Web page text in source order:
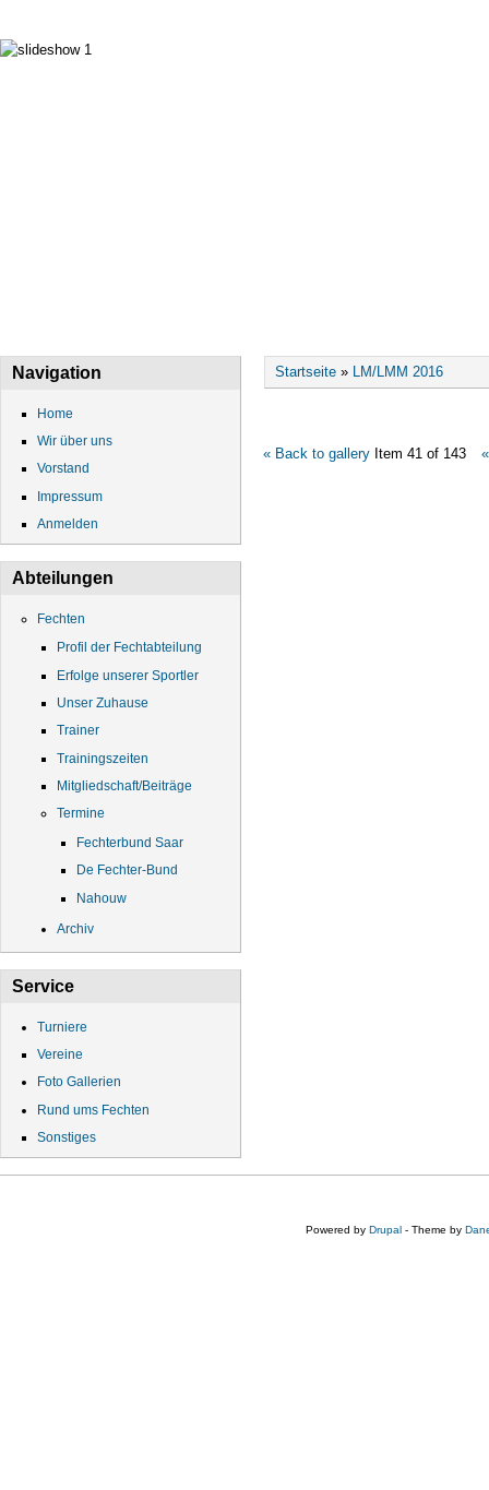
Navigation
Home
Wir über uns
Vorstand
Impressum
Anmelden
Abteilungen
Fechten
Profil der Fechtabteilung
Erfolge unserer Sportler
Unser Zuhause
Trainer
Trainingszeiten
Mitgliedschaft/Beiträge
Termine
Fechterbund Saar
De Fechter-Bund
Nahouw
Archiv
Service
Turniere
Vereine
Foto Gallerien
Rund ums Fechten
Sonstiges
Sie sind hier
Startseite » LM/LMM 2016
« Back to gallery Item 41 of 143
Powered byDrupal - Theme by